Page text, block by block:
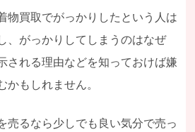
物買取でがっかりしたという人は
、がっかりしてしまうのはなぜ
される理由などを知っておけば嫌
もしれません。
売るなら少しでも良い気分で売っ